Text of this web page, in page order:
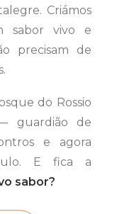
Criámos
sabor vivo e
precisam de
do Rossio
guardião de
e agora
E fica a
sabor?